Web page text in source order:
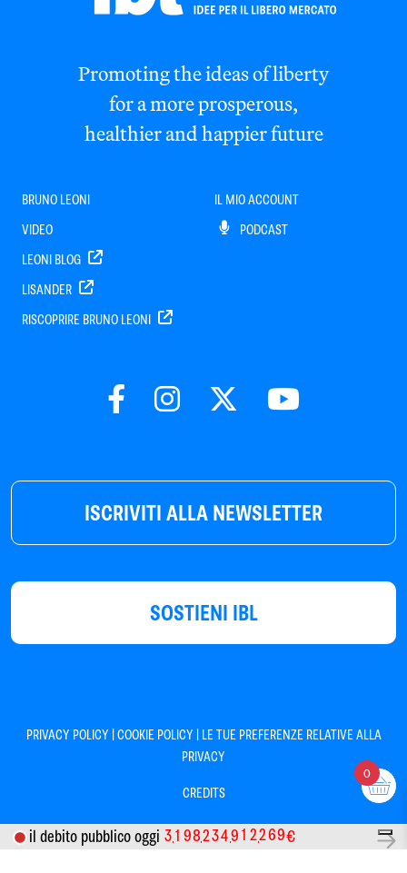
ISCRIVITI ALLA NEWSLETTER
SOSTIENI IBL
Promoting the ideas of liberty
for a more prosperous,
healthier and happier future
BRUNO LEONI
VIDEO
LEONI BLOG
LISANDER
RISCOPRIRE BRUNO LEONI
IL MIO ACCOUNT
PODCAST
PRIVACY POLICY |COOKIE POLICY | LE TUE PREFERENZE RELATIVE ALLA
PRIVACY
CREDITS
il debito pubblico oggi 31 9823491 2269€
0